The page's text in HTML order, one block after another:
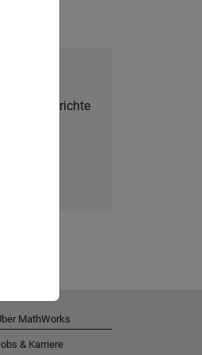
Berichte
MathWorks
& Karriere